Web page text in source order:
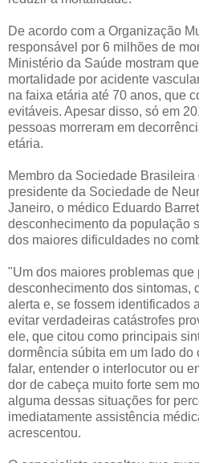
De acordo com a Organização
responsável por 6 milhões de
Ministério da Saúde mostram
mortalidade por acidente
na faixa etária até 70 anos, que
evitáveis. Apesar disso, só em
pessoas morreram em
etária.
Membro da Sociedade
presidente da Sociedade de
Janeiro, o médico Eduardo
desconhecimento da população
dos maiores dificuldades no
"Um dos maiores problemas que
desconhecimento dos sintomas,
alerta e, se fossem identificados
evitar verdadeiras catástrofes
ele, que citou como principais
dormência súbita em um lado do
falar, entender o interlocutor ou
dor de cabeça muito forte sem
alguma dessas situações for
imediatamente assistência
acrescentou.